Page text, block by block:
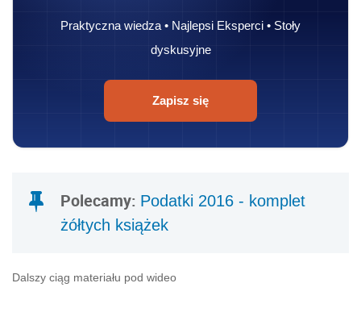
Praktyczna wiedza • Najlepsi Eksperci • Stoły
dyskusyjne
Zapisz się
Polecamy: Podatki 2016 - komplet
żółtych książek
Dalszy ciąg materiału pod wideo